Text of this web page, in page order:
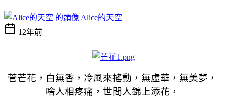
Alice的天空
12年前
菅芒花，白無香，冷風來搖動，無虛華，無美夢，
啥人相疼痛，世間人錦上添花，